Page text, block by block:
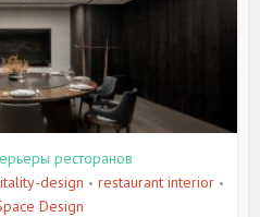
ресторанов
design • restaurant interior •
Design